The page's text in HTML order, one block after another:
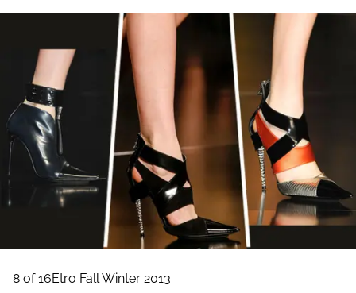
8 of 16Etro Fall Winter 2013